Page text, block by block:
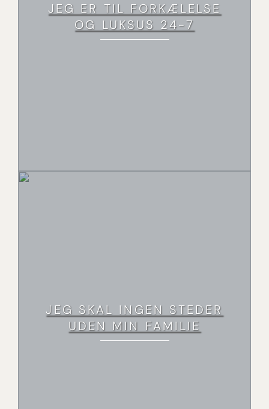
JEG ER TIL FORKÆLELSE
OG LUKSUS 24-7
JEG SKAL INGEN STEDER
UDEN MIN FAMILIE